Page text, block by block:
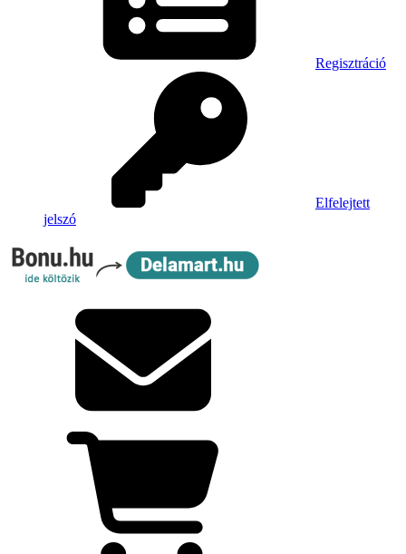
Regisztráció
Elfelejtett
jelszó